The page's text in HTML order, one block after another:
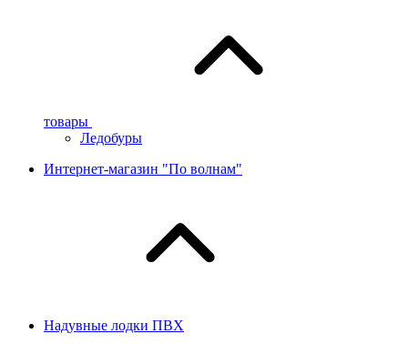
товары
Ледобуры
Интернет-магазин "По волнам"
Надувные лодки ПВХ